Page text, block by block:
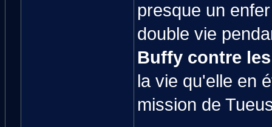
presque un
double vie
Buffy contre
la vie qu'elle en
mission de